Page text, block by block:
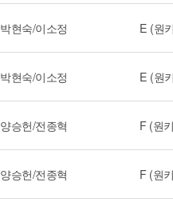
박현숙/이소정 E (원
박현숙/이소정 E (원
양승헌/전종혁 F (원
양승헌/전종혁 F (원